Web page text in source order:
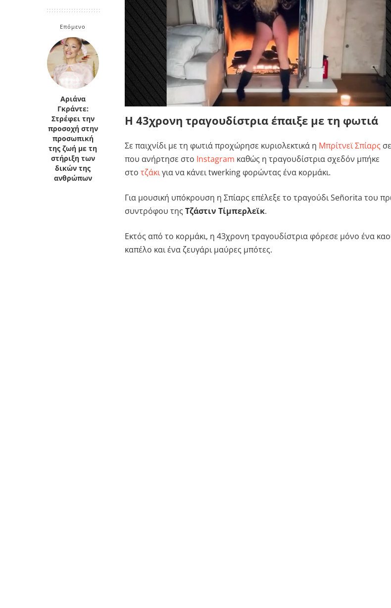
Κρήτη
Κυκλάδες
Πελοπόννησος
Πελοπόννησος
Επόμενο
Αριάνα
Γκράντε:
Στρέφει την
προσοχή στην
προσωπική
της ζωή με τη
στήριξη των
δικών της
ανθρώπων
Η 43χρονη τραγουδίστρια έπαιξε με τη φωτιά
Σε παιχνίδι με τη φωτιά προχώρησε κυριολεκτικά η Μπρίτνεϊ Σπίαρς
που ανήρτησε στο Instagram καθώς η τραγουδίστρια σχεδόν μπήκε
στο τζάκιγια να κάνει twerking φορώντας ένα κορμάκι.
Για μουσική υπόκρουση η Σπίαρς επέλεξε το τραγούδι Señorita του
συντρόφου της Τζάστιν Τίμπερλεϊκ.
Εκτός από το κορμάκι, η 43χρονη τραγουδίστρια φόρεσε μόνο ένα
καπέλο και ένα ζευγάρι μαύρες μπότες.